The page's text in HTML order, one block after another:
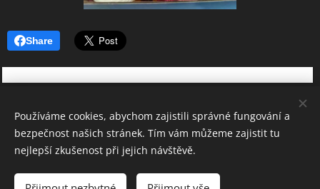
Share
Samota Rožmberk, Přízeř 26, Rožmberk nad Vltavou 382 18,
Vytvořeno službouWebnode
Používáme cookies, abychom zajistili správné fungování a
bezpečnost našich stránek. Tím vám můžeme zajistit tu
nejlepší zkušenost při jejich návštěvě.